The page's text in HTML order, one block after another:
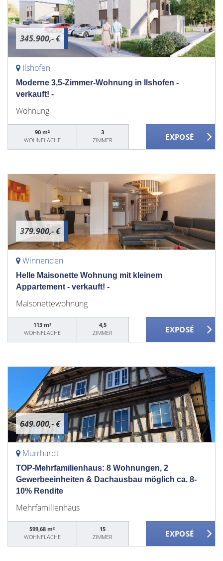
345.900,- €
Ilshofen
Moderne 3,5-Zimmer-Wohnung in Ilshofen -
verkauft! -
Wohnung
90 m²
WOHNFLÄCHE
3
ZIMMER
379.900,- €
Winnenden
Helle Maisonette Wohnung mit kleinem
Appartement - verkauft! -
Maisonettewohnung
113 m²
WOHNFLÄCHE
4,5
ZIMMER
649.000,- €
Murrhardt
TOP-Mehrfamilienhaus: 8 Wohnungen, 2
Gewerbeeinheiten & Dachausbau möglich ca. 8-
10% Rendite
Mehrfamilienhaus
599,68 m²
WOHNFLÄCHE
15
ZIMMER